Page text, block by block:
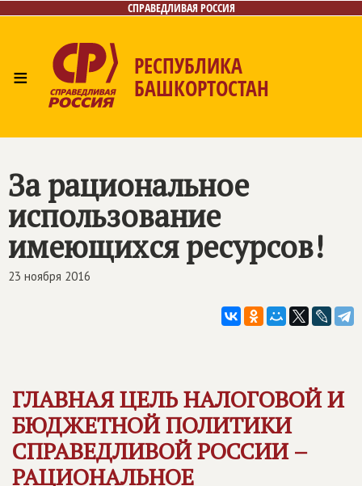
СПРАВЕДЛИВАЯ РОССИЯ
≡ РЕСПУБЛИКА
БАШКОРТОСТАН
За рациональное
использование
имеющихся ресурсов!
23 ноября 2016
ГЛАВНАЯ ЦЕЛЬ НАЛОГОВОЙ И
БЮДЖЕТНОЙ ПОЛИТИКИ
СПРАВЕДЛИВОЙ РОССИИ–
РАЦИОНАЛЬНОЕ